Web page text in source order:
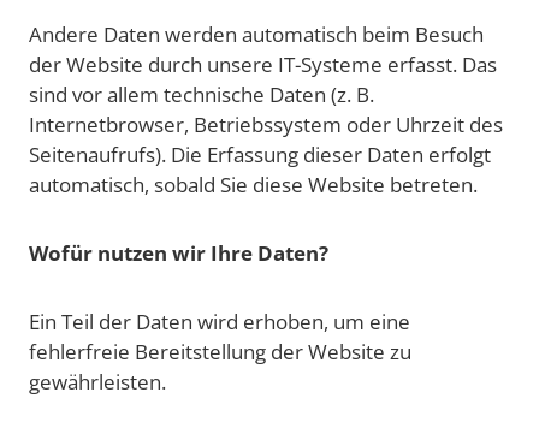
Andere Daten werden automatisch beim Besuch
der Website durch unsere IT-Systeme erfasst. Das
sind vor allem technische Daten (z. B.
Internetbrowser, Betriebssystem oder Uhrzeit des
Seitenaufrufs). Die Erfassung dieser Daten erfolgt
automatisch, sobald Sie diese Website betreten.
Wofür nutzen wir Ihre Daten?
Ein Teil der Daten wird erhoben, um eine
fehlerfreie Bereitstellung der Website zu
gewährleisten.